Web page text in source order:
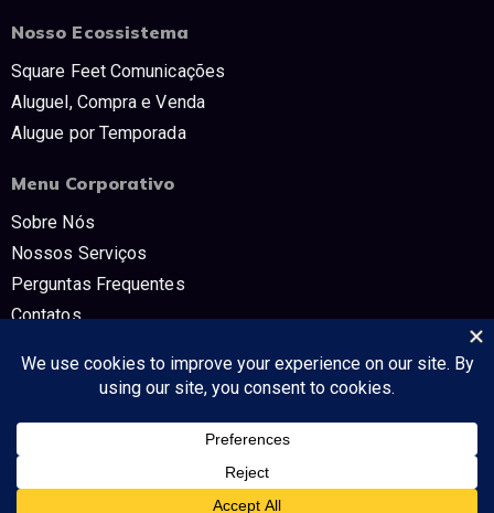
Nosso Ecossistema
Square Feet Comunicações
Aluguel, Compra e Venda
Alugue por Temporada
Menu Corporativo
Sobre Nós
Nossos Serviços
Perguntas Frequentes
Contatos
Políticas e Termos
CNPJ: 54.298.853/0001-80 SQUARE FEET COMUNICAÇÔES E TV -
Tudo no mercado imobiliário!